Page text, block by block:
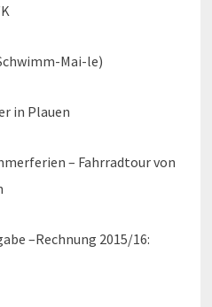
Mai-le)
in Plauen
– Fahrradtour von
2015/16: